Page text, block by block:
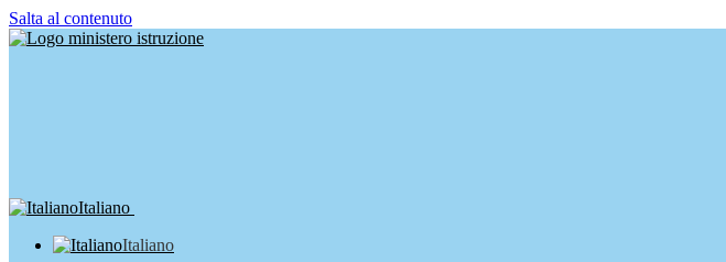
Salta al contenuto
Italiano
Italiano